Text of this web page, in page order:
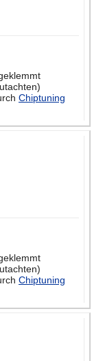
Chiptuning
Chiptuning